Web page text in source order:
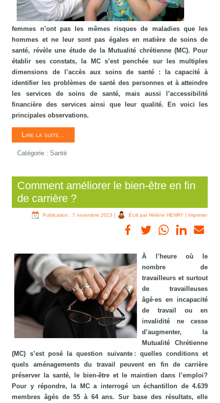
femmes n’ont pas les mêmes risques de maladies que les
hommes et ne leur sont pas égales en matière de soins de
santé, révèle une étude de la Mutualité chrétienne (MC). Pour
établir ses constats, la MC s’est penchée sur les multiples
dimensions de l’accès aux soins de santé : la capacité à
identifier les problèmes de santé des personnes et à atteindre
les services de soins de santé, mais aussi l’accessibilité
financière des services ainsi que leur qualité. En voici les
principales observations.
Lire la suite...
Catégorie :Santé
Comment améliorer le bien-être en fin
de carrière ?
Publication : 7 novembre 2023 | Écrit par Hélène HENRY | Imprimer
À l’heure où le
nombre de
travailleurs et surtout
de travailleuses
âgé·es en incapacité
de travail ou en
invalidité ne cesse
d’augmenter, la
Mutualité Chrétienne
(MC) s’est posé la question suivante : quelles conditions et
quels aménagements du travail peuvent en fin de carrière
préserver la santé, le bien-être et le maintien dans l’emploi?
Pour y répondre, la MC a interrogé un échantillon de 4.639
membres âgés de 55 à 64 ans. Sur base des résultats, elle